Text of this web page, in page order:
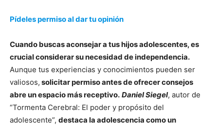
Pídeles permiso al dar tu opinión
Cuando buscas aconsejar a tus hijos adolescentes, es
crucial considerar su necesidad de independencia.
Aunque tus experiencias y conocimientos pueden ser
valiosos, solicitar permiso antes de ofrecer consejos
abre un espacio más receptivo. Daniel Siegel, autor de
“Tormenta Cerebral: El poder y propósito del
adolescente”, destaca la adolescencia como un